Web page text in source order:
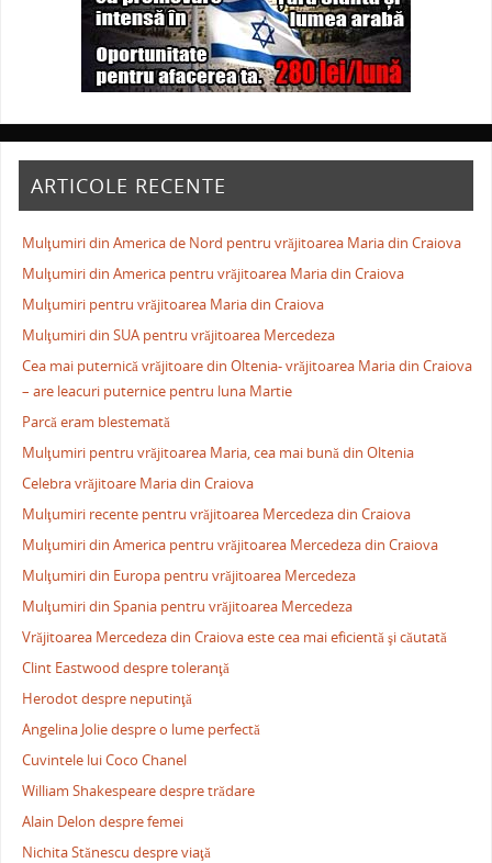
ARTICOLE RECENTE
Mulţumiri din America de Nord pentru vrăjitoarea Maria din Craiova
Mulţumiri din America pentru vrăjitoarea Maria din Craiova
Mulţumiri pentru vrăjitoarea Maria din Craiova
Mulţumiri din SUA pentru vrăjitoarea Mercedeza
Cea mai puternică vrăjitoare din Oltenia- vrăjitoarea Maria din Craiova
– are leacuri puternice pentru luna Martie
Parcă eram blestemată
Mulţumiri pentru vrăjitoarea Maria, cea mai bună din Oltenia
Celebra vrăjitoare Maria din Craiova
Mulţumiri recente pentru vrăjitoarea Mercedeza din Craiova
Mulţumiri din America pentru vrăjitoarea Mercedeza din Craiova
Mulţumiri din Europa pentru vrăjitoarea Mercedeza
Mulţumiri din Spania pentru vrăjitoarea Mercedeza
Vrăjitoarea Mercedeza din Craiova este cea mai eficientă şi căutată
Clint Eastwood despre toleranţă
Herodot despre neputinţă
Angelina Jolie despre o lume perfectă
Cuvintele lui Coco Chanel
William Shakespeare despre trădare
Alain Delon despre femei
Nichita Stănescu despre viaţă